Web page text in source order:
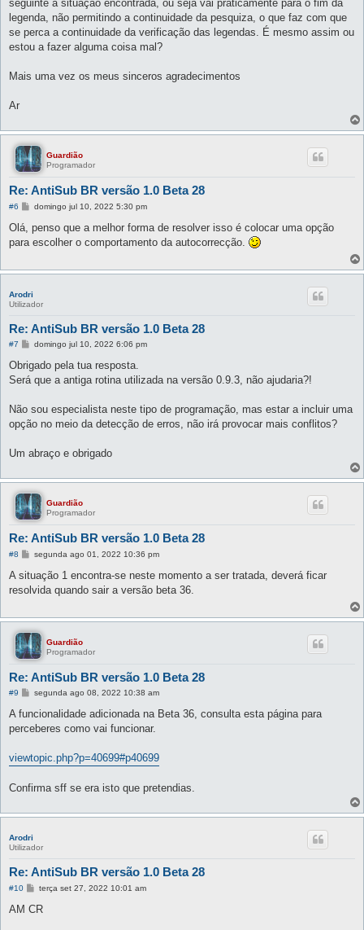
seguinte à situação encontrada, ou seja vai práticamente para o fim da
legenda, não permitindo a continuidade da pesquiza, o que faz com que
se perca a continuidade da verificação das legendas. É mesmo assim ou
estou a fazer alguma coisa mal?
Mais uma vez os meus sinceros agradecimentos
Ar
Guardião
Programador
Re: AntiSub BR versão 1.0 Beta 28
#6
M
n
s
a
m
domingo jul 10, 2022 5:30 pm
Olá, penso que a melhor forma de resolver isso é colocar uma opção
para escolher o comportamento da autocorrecção.
Arodri
Utilizador
Re: AntiSub BR versão 1.0 Beta 28
#7
M
n
s
a
m
domingo jul 10, 2022 6:06 pm
Obrigado pela tua resposta.
Será que a antiga rotina utilizada na versão 0.9.3, não ajudaria?!
Não sou especialista neste tipo de programação, mas estar a incluir uma
opção no meio da detecção de erros, não irá provocar mais conflitos?
Um abraço e obrigado
Guardião
Programador
Re: AntiSub BR versão 1.0 Beta 28
#8
M
n
a
m
segunda ago 01, 2022 10:36 pm
A situação 1 encontra-se neste momento a ser tratada, deverá ficar
resolvida quando sair a versão beta 36.
Guardião
Programador
Re: AntiSub BR versão 1.0 Beta 28
#9
M
n
a
m
segunda ago 08, 2022 10:38 am
A funcionalidade adicionada na Beta 36, consulta esta página para
perceberes como vai funcionar.
viewtopic.php?p=40699#p40699
Confirma sff se era isto que pretendias.
Arodri
Utilizador
Re: AntiSub BR versão 1.0 Beta 28
#10
M
n
terça set 27, 2022 10:01 am
AM CR